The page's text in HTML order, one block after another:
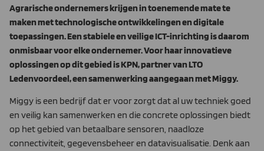
Agrarische ondernemers krijgen in toenemende mate te
maken met technologische ontwikkelingen en digitale
toepassingen. Een stabiele en veilige ICT-inrichting is daarom
onmisbaar voor elke ondernemer. Voor haar innovatieve
oplossingen op dit gebied is KPN, partner van LTO
Ledenvoordeel, een samenwerking aangegaan met Miggy.
Miggy is een bedrijf dat er voor zorgt dat al uw techniek goed
en veilig kan samenwerken en die concrete oplossingen biedt
op het gebied van betaalbare sensoren, naadloze
connectiviteit, gegevensbeheer en datavisualisatie. Denk aan